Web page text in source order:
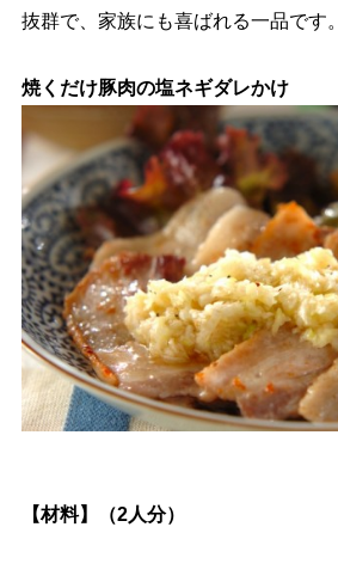
抜群で、家族にも喜ばれる一品です。
焼くだけ豚肉の塩ネギダレかけ
【材料】（2人分）